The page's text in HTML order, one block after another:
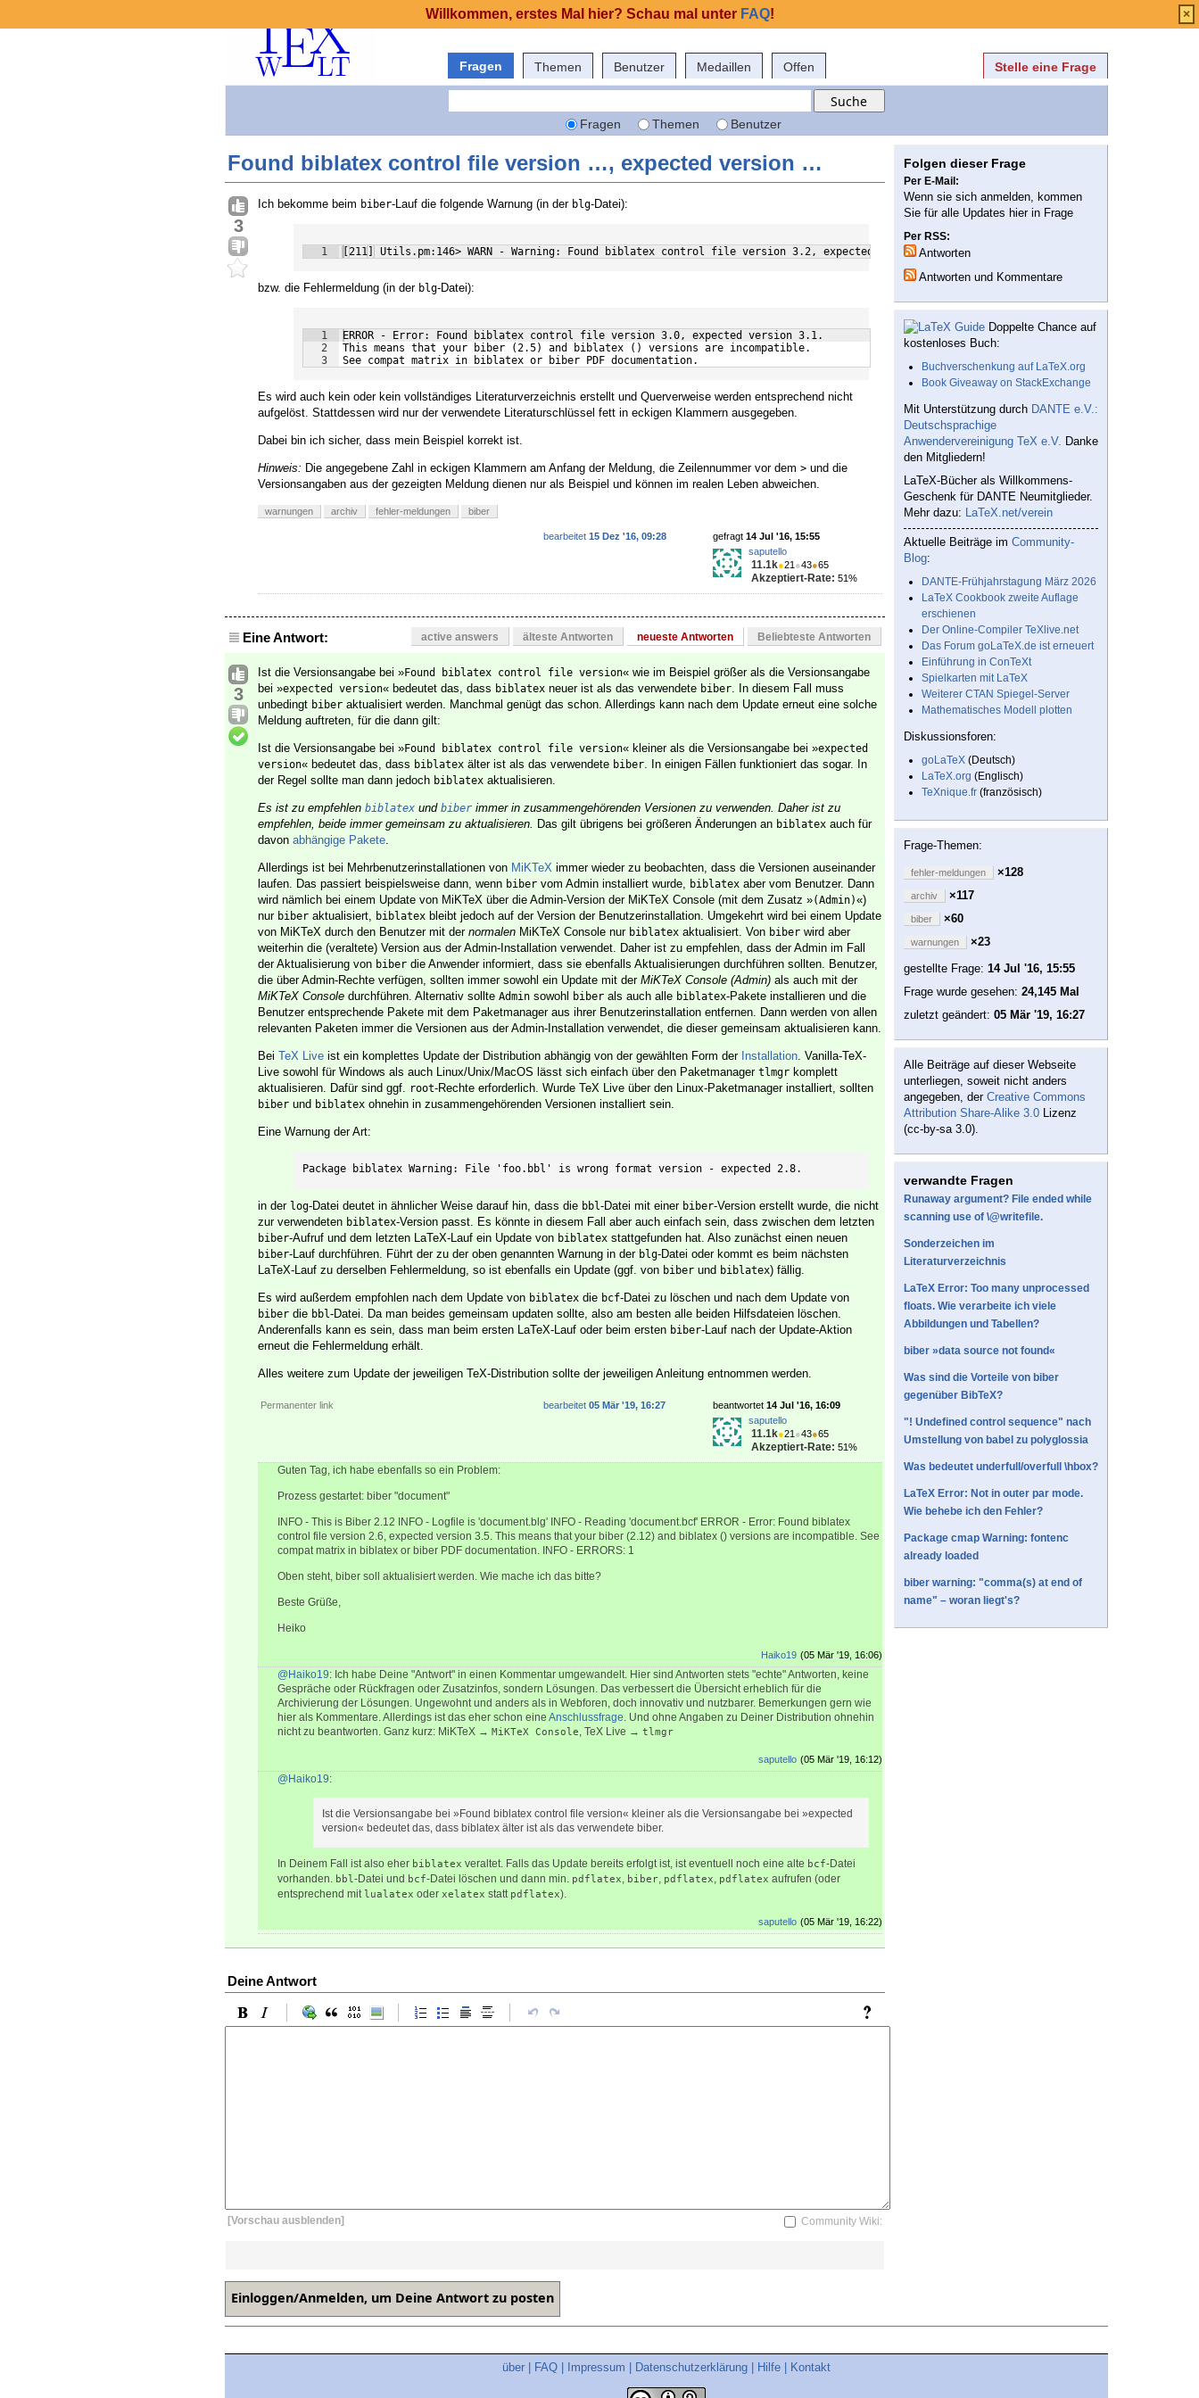
Fragen Themen Benutzer Medaillen Offen Stelle eine Frage
Fragen Themen Benutzer
Found biblatex control file version …, expected version …
3
Ich bekomme beim biber-Lauf die folgende Warnung (in der blg-Datei):
1 [211] Utils.pm:146> WARN - Warning: Found biblatex control file version 3.2, expected version 2.7
bzw. die Fehlermeldung (in der blg-Datei):
1
2
3
ERROR - Error: Found biblatex control file version 3.0, expected version 3.1.
This means that your biber (2.5) and biblatex () versions are incompatible.
See compat matrix in biblatex or biber PDF documentation.
Es wird auch kein oder kein vollständiges Literaturverzeichnis erstellt und Querverweise werden entsprechend nicht
aufgelöst. Stattdessen wird nur der verwendete Literaturschlüssel fett in eckigen Klammern ausgegeben.
Dabei bin ich sicher, dass mein Beispiel korrekt ist.
Hinweis: Die angegebene Zahl in eckigen Klammern am Anfang der Meldung, die Zeilennummer vor dem > und die
Versionsangaben aus der gezeigten Meldung dienen nur als Beispiel und können im realen Leben abweichen.
warnungen archiv fehler-meldungen biber
gefragt 14 Jul '16, 15:55
saputello
11.1k●21 ●43●65
Akzeptiert-Rate: 51%
bearbeitet 15 Dez '16, 09:28
Eine Antwort: active answers älteste Antworten neueste Antworten Beliebteste Antworten
3
Ist die Versionsangabe bei »Found biblatex control file version« wie im Beispiel größer als die Versionsangabe
bei »expected version« bedeutet das, dass biblatex neuer ist als das verwendete biber. In diesem Fall muss
unbedingt biber aktualisiert werden. Manchmal genügt das schon. Allerdings kann nach dem Update erneut eine solche
Meldung auftreten, für die dann gilt:
Ist die Versionsangabe bei »Found biblatex control file version« kleiner als die Versionsangabe bei »expected
version« bedeutet das, dass biblatex älter ist als das verwendete biber. In einigen Fällen funktioniert das sogar. In
der Regel sollte man dann jedoch biblatex aktualisieren.
Es ist zu empfehlen biblatex und biber immer in zusammengehörenden Versionen zu verwenden. Daher ist zu
empfehlen, beide immer gemeinsam zu aktualisieren. Das gilt übrigens bei größeren Änderungen an biblatex auch für
davon abhängige Pakete.
Allerdings ist bei Mehrbenutzerinstallationen von MiKTeX immer wieder zu beobachten, dass die Versionen auseinander
laufen. Das passiert beispielsweise dann, wenn biber vom Admin installiert wurde, biblatex aber vom Benutzer. Dann
wird nämlich bei einem Update von MiKTeX über die Admin-Version der MiKTeX Console (mit dem Zusatz »(Admin)«)
nur biber aktualisiert, biblatex bleibt jedoch auf der Version der Benutzerinstallation. Umgekehrt wird bei einem Update
von MiKTeX durch den Benutzer mit der normalen MiKTeX Console nur biblatex aktualisiert. Von biber wird aber
weiterhin die (veraltete) Version aus der Admin-Installation verwendet. Daher ist zu empfehlen, dass der Admin im Fall
der Aktualisierung von biber die Anwender informiert, dass sie ebenfalls Aktualisierungen durchführen sollten. Benutzer,
die über Admin-Rechte verfügen, sollten immer sowohl ein Update mit der MiKTeX Console (Admin) als auch mit der
MiKTeX Console durchführen. Alternativ sollte Admin sowohl biber als auch alle biblatex-Pakete installieren und die
Benutzer entsprechende Pakete mit dem Paketmanager aus ihrer Benutzerinstallation entfernen. Dann werden von allen
relevanten Paketen immer die Versionen aus der Admin-Installation verwendet, die dieser gemeinsam aktualisieren kann.
Bei TeX Live ist ein komplettes Update der Distribution abhängig von der gewählten Form der Installation. Vanilla-TeX-
Live sowohl für Windows als auch Linux/Unix/MacOS lässt sich einfach über den Paketmanager tlmgr komplett
aktualisieren. Dafür sind ggf. root-Rechte erforderlich. Wurde TeX Live über den Linux-Paketmanager installiert, sollten
biber und biblatex ohnehin in zusammengehörenden Versionen installiert sein.
Eine Warnung der Art:
Package biblatex Warning: File 'foo.bbl' is wrong format version - expected 2.8.
in der log-Datei deutet in ähnlicher Weise darauf hin, dass die bbl-Datei mit einer biber-Version erstellt wurde, die nicht
zur verwendeten biblatex-Version passt. Es könnte in diesem Fall aber auch einfach sein, dass zwischen dem letzten
biber-Aufruf und dem letzten LaTeX-Lauf ein Update von biblatex stattgefunden hat. Also zunächst einen neuen
biber-Lauf durchführen. Führt der zu der oben genannten Warnung in der blg-Datei oder kommt es beim nächsten
LaTeX-Lauf zu derselben Fehlermeldung, so ist ebenfalls ein Update (ggf. von biber und biblatex) fällig.
Es wird außerdem empfohlen nach dem Update von biblatex die bcf-Datei zu löschen und nach dem Update von
biber die bbl-Datei. Da man beides gemeinsam updaten sollte, also am besten alle beiden Hilfsdateien löschen.
Anderenfalls kann es sein, dass man beim ersten LaTeX-Lauf oder beim ersten biber-Lauf nach der Update-Aktion
erneut die Fehlermeldung erhält.
Alles weitere zum Update der jeweiligen TeX-Distribution sollte der jeweiligen Anleitung entnommen werden.
Permanenter link beantwortet 14 Jul '16, 16:09
saputello
11.1k●21 ●43●65
Akzeptiert-Rate: 51%
bearbeitet 05 Mär '19, 16:27
Guten Tag, ich habe ebenfalls so ein Problem:
Prozess gestartet: biber "document"
INFO - This is Biber 2.12 INFO - Logfile is 'document.blg' INFO - Reading 'document.bcf' ERROR - Error: Found biblatex
control file version 2.6, expected version 3.5. This means that your biber (2.12) and biblatex () versions are incompatible. See
compat matrix in biblatex or biber PDF documentation. INFO - ERRORS: 1
Oben steht, biber soll aktualisiert werden. Wie mache ich das bitte?
Beste Grüße,
Heiko
(05 Mär '19, 16:06)
Haiko19
@Haiko19: Ich habe Deine "Antwort" in einen Kommentar umgewandelt. Hier sind Antworten stets "echte" Antworten, keine
Gespräche oder Rückfragen oder Zusatzinfos, sondern Lösungen. Das verbessert die Übersicht erheblich für die
Archivierung der Lösungen. Ungewohnt und anders als in Webforen, doch innovativ und nutzbarer. Bemerkungen gern wie
hier als Kommentare. Allerdings ist das eher schon eine Anschlussfrage. Und ohne Angaben zu Deiner Distribution ohnehin
nicht zu beantworten. Ganz kurz: MiKTeX → MiKTeX Console, TeX Live → tlmgr
(05 Mär '19, 16:12)
saputello
@Haiko19:
Ist die Versionsangabe bei »Found biblatex control file version« kleiner als die Versionsangabe bei »expected
version« bedeutet das, dass biblatex älter ist als das verwendete biber.
In Deinem Fall ist also eher biblatex veraltet. Falls das Update bereits erfolgt ist, ist eventuell noch eine alte bcf-Datei
vorhanden. bbl-Datei und bcf-Datei löschen und dann min. pdflatex, biber, pdflatex, pdflatex aufrufen (oder
entsprechend mit lualatex oder xelatex statt pdflatex).
(05 Mär '19, 16:22)
saputello
Deine Antwort
[Vorschau ausblenden] Community Wiki:
Folgen dieser Frage
Per E-Mail:
Wenn sie sich anmelden, kommen
Sie für alle Updates hier in Frage
Per RSS:
Antworten
Antworten und Kommentare
Doppelte Chance auf
kostenloses Buch:
Buchverschenkung auf LaTeX.org
Book Giveaway on StackExchange
Mit Unterstützung durch DANTE e.V.:
Deutschsprachige
Anwendervereinigung TeX e.V. Danke
den Mitgliedern!
LaTeX-Bücher als Willkommens-
Geschenk für DANTE Neumitglieder.
Mehr dazu: LaTeX.net/verein
Aktuelle Beiträge im Community-
Blog:
DANTE-Frühjahrstagung März 2026
LaTeX Cookbook zweite Auflage
erschienen
Der Online-Compiler TeXlive.net
Das Forum goLaTeX.de ist erneuert
Einführung in ConTeXt
Spielkarten mit LaTeX
Weiterer CTAN Spiegel-Server
Mathematisches Modell plotten
Diskussionsforen:
goLaTeX (Deutsch)
LaTeX.org (Englisch)
TeXnique.fr (französisch)
Frage-Themen:
fehler-meldungen ×128
archiv ×117
biber ×60
warnungen
×23
gestellte Frage: 14 Jul '16, 15:55
Frage wurde gesehen: 24,145 Mal
zuletzt geändert: 05 Mär '19, 16:27
Alle Beiträge auf dieser Webseite
unterliegen, soweit nicht anders
angegeben, der Creative Commons
Attribution Share-Alike 3.0 Lizenz
(cc-by-sa 3.0).
verwandte Fragen
Runaway argument? File ended while
scanning use of \@writefile.
Sonderzeichen im
Literaturverzeichnis
LaTeX Error: Too many unprocessed
floats. Wie verarbeite ich viele
Abbildungen und Tabellen?
biber »data source not found«
Was sind die Vorteile von biber
gegenüber BibTeX?
"! Undefined control sequence" nach
Umstellung von babel zu polyglossia
Was bedeutet underfull/overfull \hbox?
LaTeX Error: Not in outer par mode.
Wie behebe ich den Fehler?
Package cmap Warning: fontenc
already loaded
biber warning: "comma(s) at end of
name" – woran liegt's?
über FAQ Impressum Datenschutzerklärung Hilfe Kontakt
Willkommen, erstes Mal hier? Schau mal unter FAQ! ×